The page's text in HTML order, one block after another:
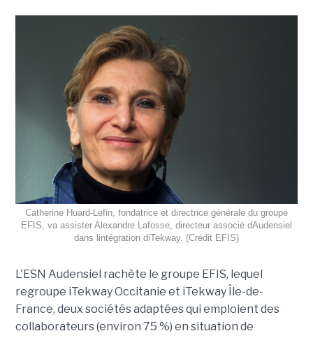
Catherine Huard-Lefin, fondatrice et directrice générale du groupe
EFIS, va assister Alexandre Lafosse, directeur associé dAudensiel
dans lintégration diTekway. (Crédit EFIS)
L'ESN Audensiel rachète le groupe EFIS, lequel
regroupe iTekway Occitanie et iTekway Île-de-
France, deux sociétés adaptées qui emploient des
collaborateurs (environ 75 %) en situation de